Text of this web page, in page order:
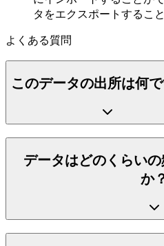
タをエクスポートするこ
よくある質問
このデータの出所は何
データはどのくらい
か